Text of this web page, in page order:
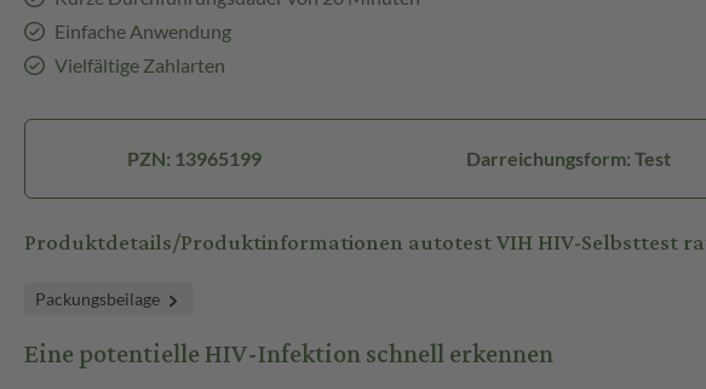
Einfache Anwendung
Vielfältige Zahlarten
PZN: 13965199 Darreichungsform: Test
Produktdetails/Produktinformationen autotest VIH HIV-Selbsttest
Packungsbeilage
Eine potentielle HIV-Infektion schnell erkennen